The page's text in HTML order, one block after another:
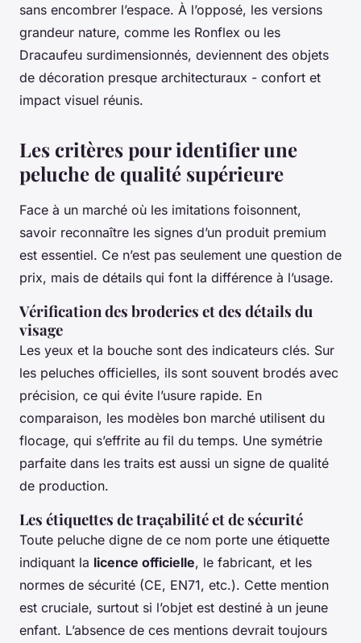
sans encombrer l’espace. À l’opposé, les versions
grandeur nature, comme les Ronflex ou les
Dracaufeu surdimensionnés, deviennent des objets
de décoration presque architecturaux - confort et
impact visuel réunis.
Les critères pour identifier une
peluche de qualité supérieure
Face à un marché où les imitations foisonnent,
savoir reconnaître les signes d’un produit premium
est essentiel. Ce n’est pas seulement une question de
prix, mais de détails qui font la différence à l’usage.
Vérification des broderies et des détails du
visage
Les yeux et la bouche sont des indicateurs clés. Sur
les peluches officielles, ils sont souvent brodés avec
précision, ce qui évite l’usure rapide. En
comparaison, les modèles bon marché utilisent du
flocage, qui s’effrite au fil du temps. Une symétrie
parfaite dans les traits est aussi un signe de qualité
de production.
Les étiquettes de traçabilité et de sécurité
Toute peluche digne de ce nom porte une étiquette
indiquant la licence officielle, le fabricant, et les
normes de sécurité (CE, EN71, etc.). Cette mention
est cruciale, surtout si l’objet est destiné à un jeune
enfant. L’absence de ces mentions devrait toujours